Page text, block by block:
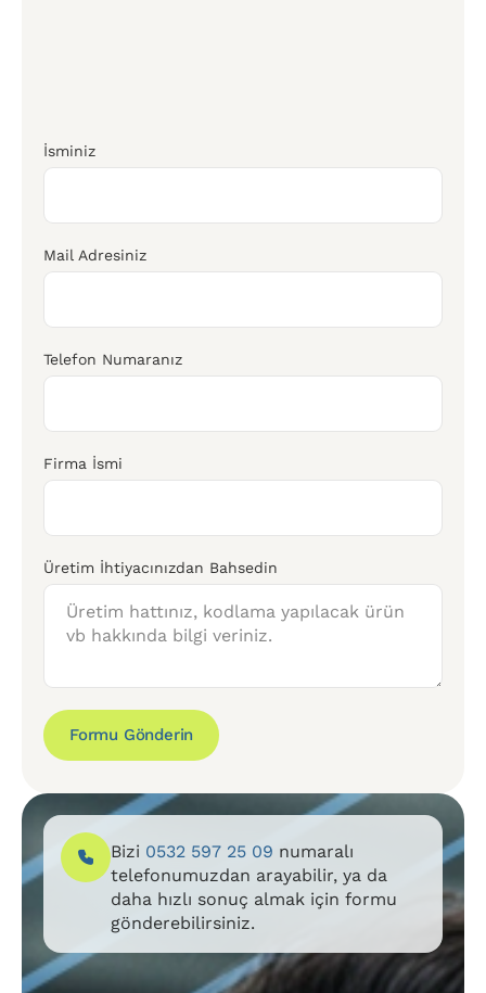
İsminiz
Mail Adresiniz
Telefon Numaranız
Firma İsmi
Üretim İhtiyacınızdan Bahsedin
Formu Gönderin
Bizi 0532 597 25 09 numaralı
telefonumuzdan arayabilir, ya da
daha hızlı sonuç almak için formu
gönderebilirsiniz.